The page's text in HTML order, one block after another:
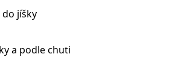
jíšky
a podle chuti